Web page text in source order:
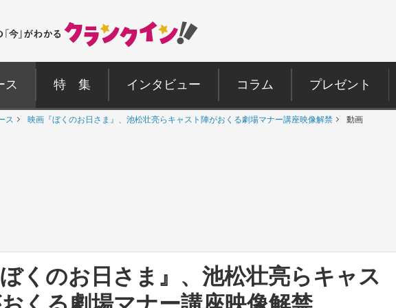
ス 特 集 インタビュー コラム プレゼント
ス 映画『ぼくのお日さま』、池松壮亮らキャスト陣がおくる劇場マナー講座映像解禁 動画
くのお日さま』、池松壮亮らキャス